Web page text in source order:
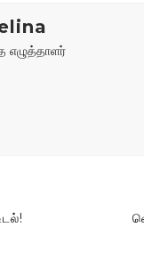
எழுத்தாளர்